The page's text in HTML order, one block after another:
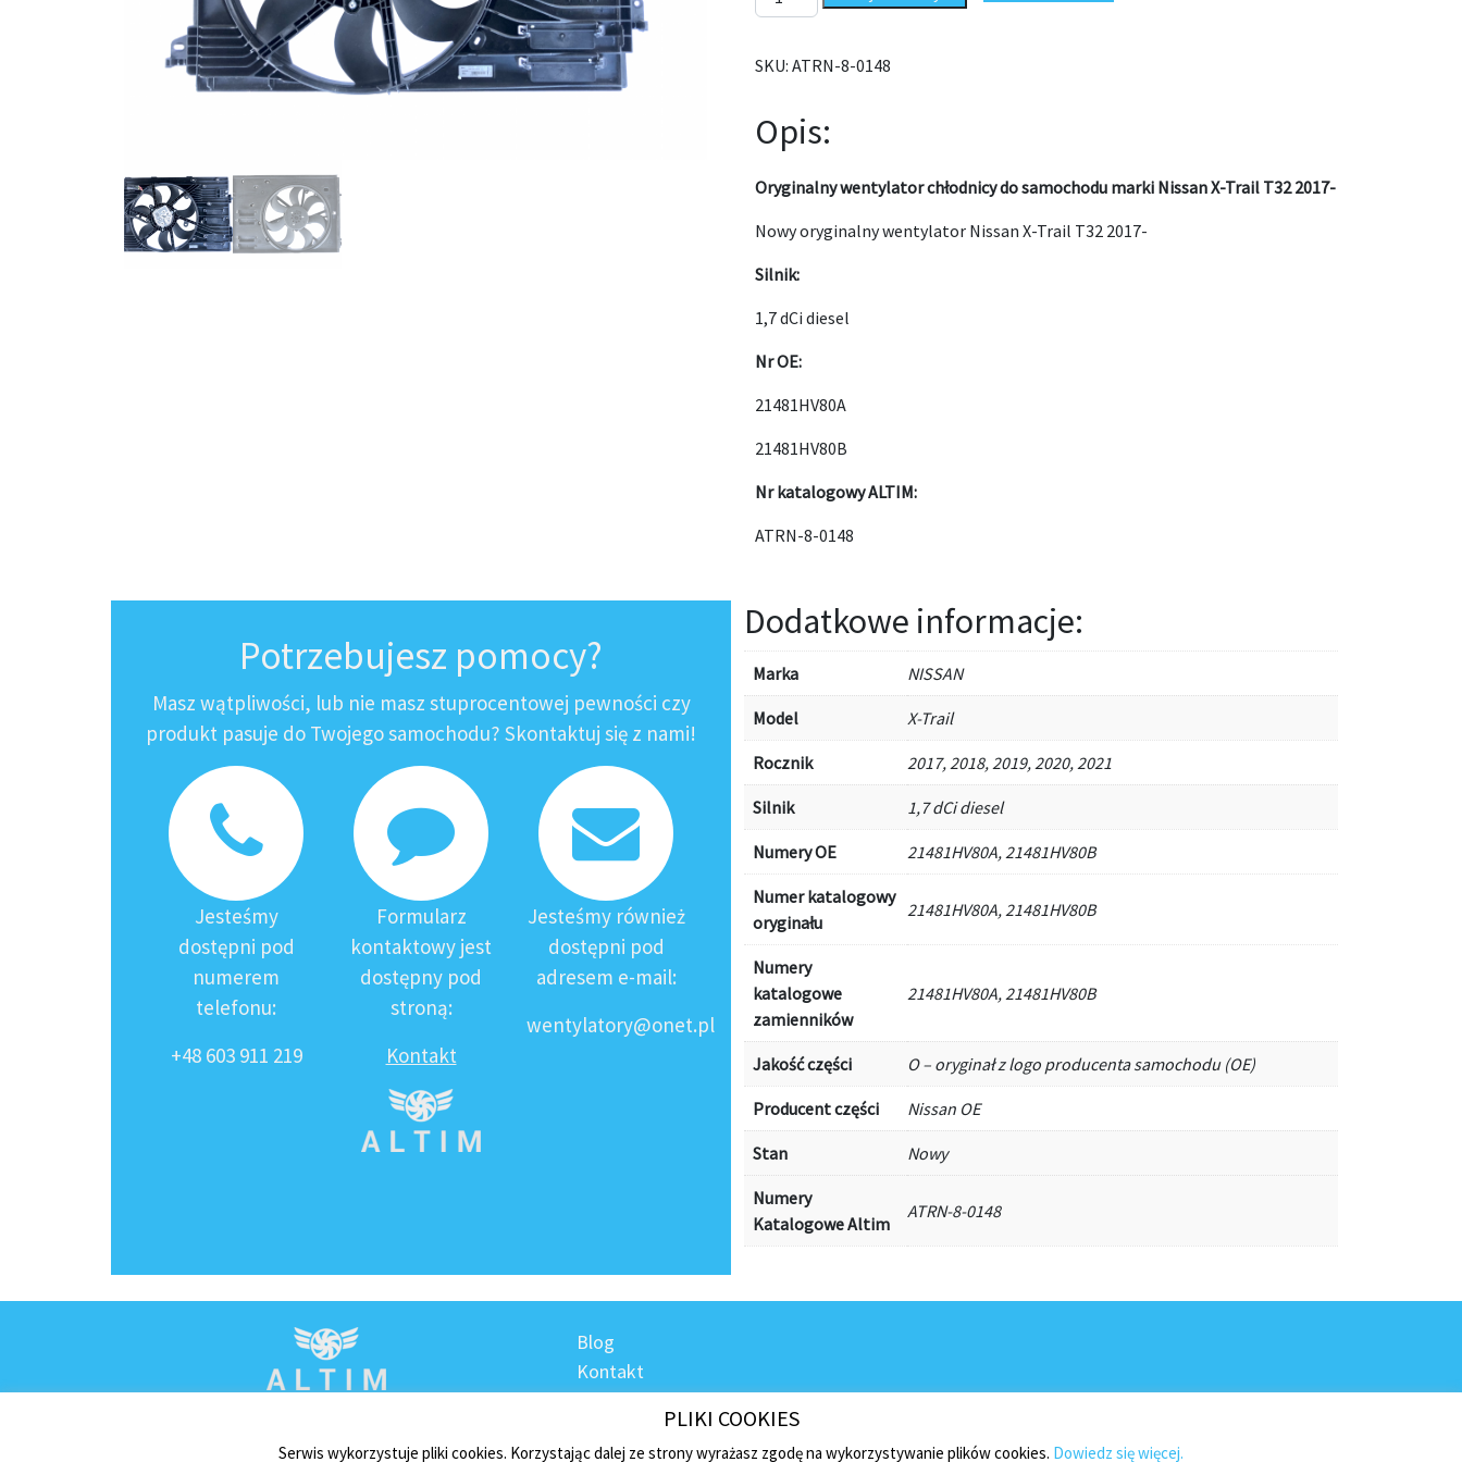
SKU:ATRN-8-0148
Opis:
Oryginalny wentylator chłodnicy do samochodu marki Nissan X-Trail T32 2017-
Nowy oryginalny wentylator Nissan X-Trail T32 2017-
Silnik:
1,7 dCi diesel
Nr OE:
21481HV80A
21481HV80B
Nr katalogowy ALTIM:
ATRN-8-0148
Potrzebujesz pomocy?
Masz wątpliwości, lub nie masz stuprocentowej pewności czy
produkt pasuje do Twojego samochodu? Skontaktuj się z nami!
Jesteśmy
dostępni pod
numerem
telefonu:
+48 603 911 219
Formularz
kontaktowy jest
dostępny pod
stroną:
Kontakt
Jesteśmy również
dostępni pod
adresem e-mail:
wentylatory@onet.pl
Dodatkowe informacje:
Marka NISSAN
Model X-Trail
Rocznik 2017, 2018, 2019, 2020, 2021
Silnik 1,7 dCi diesel
Numery OE 21481HV80A, 21481HV80B
Numer katalogowy
oryginału
21481HV80A, 21481HV80B
Numery
katalogowe
zamienników
21481HV80A, 21481HV80B
Jakość części O – oryginał z logo producenta samochodu (OE)
Producent części Nissan OE
Stan Nowy
Numery
Katalogowe Altim
ATRN-8-0148
Blog
Kontakt
Regulamin sklepu
Polityka prywatności
PLIKI COOKIES
Serwis wykorzystuje pliki cookies. Korzystając dalej ze strony wyrażasz zgodę na wykorzystywanie plików cookies. Dowiedz się więcej.